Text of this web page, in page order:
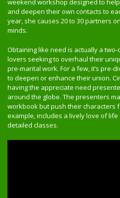
weekend workshop designed to
and deepen their own contacts to
year, she causes 20 to 30 partners
minds.
Obtaining like need is actually a
lovers seeking to overhaul their
pre-marital work. For a few, it’s pre-
to deepen or enhance their union.
having the appreciate need
around the globe. The presenters
workbook but push their characters
example, includes a lively love of
detailed classes.